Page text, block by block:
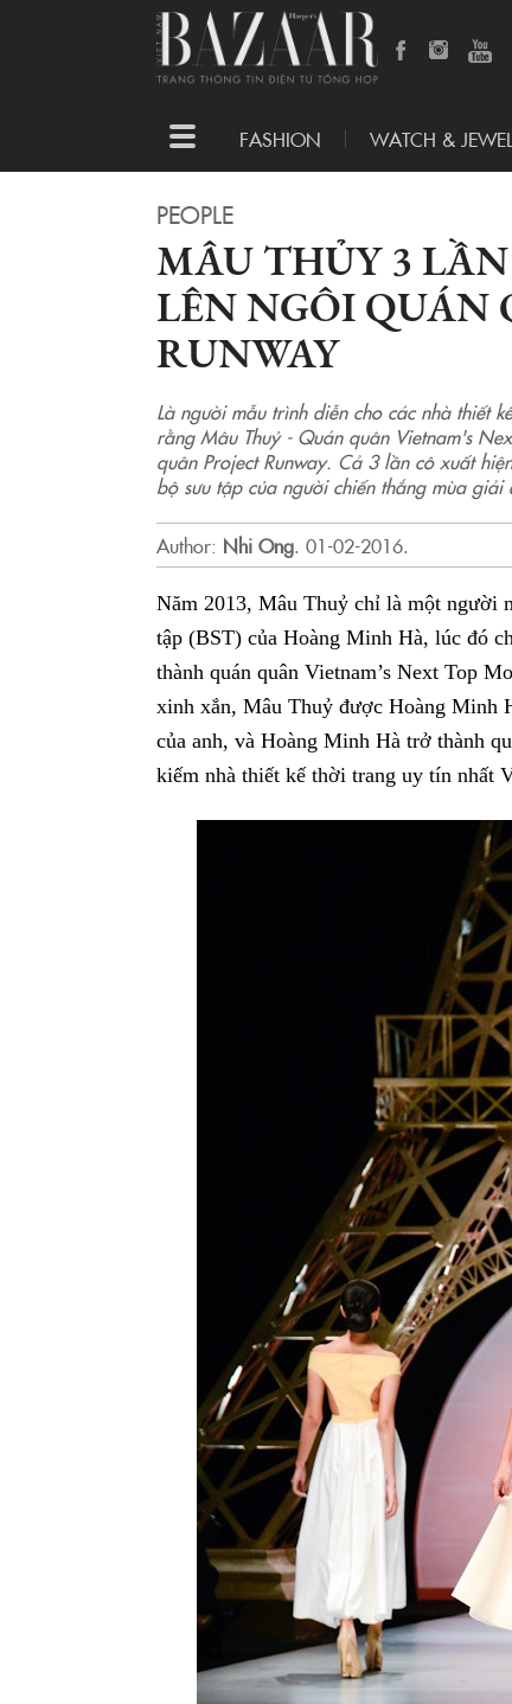
Toggle
navigation
FASHION WATCH &
PEOPLE
MÂU THỦY 3
LÊN NGÔI QUÁN
RUNWAY
Là người mẫu trình diễn cho các nhà thiết
rằng Mâu Thuỷ - Quán quân Vietnam's
quân Project Runway. Cả 3 lần cô xuất
bộ sưu tập của người chiến thắng mùa giải
Author: Nhi Ong. 01-02-2016.
Năm 2013, Mâu Thuỷ chỉ là một người
tập (BST) của Hoàng Minh Hà, lúc đó
thành quán quân Vietnam’s Next Top
xinh xắn, Mâu Thuỷ được Hoàng Minh
của anh, và Hoàng Minh Hà trở thành
kiếm nhà thiết kế thời trang uy tín nhất